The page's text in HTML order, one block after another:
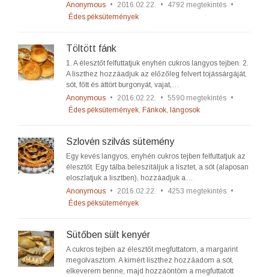
Anonymous • 2016.02.22. • 4792 megtekintés •
Édes péksütemények
Töltött fánk
1. A élesztőt felfuttatjuk enyhén cukros langyos tejben. 2.
A liszthez hozzáadjuk az előzőleg felvert tojássárgáját,
sót, főtt és áttört burgonyát, vajat,…
Anonymous • 2016.02.22. • 5590 megtekintés •
Édes péksütemények, Fánkok, lángosok
Szlovén szilvás sütemény
Egy kevés langyos, enyhén cukros tejben felfuttatjuk az
élesztőt. Egy tálba beleszitáljuk a lisztet, a sót (alaposan
eloszlatjuk a lisztben), hozzáadjuk a…
Anonymous • 2016.02.22. • 4253 megtekintés •
Édes péksütemények
Sütőben sült kenyér
A cukros tejben az élesztőt megfuttatom, a margarint
megolvasztom. A kimért liszthez hozzáadom a sót,
elkeverem benne, majd hozzáöntöm a megfuttatott